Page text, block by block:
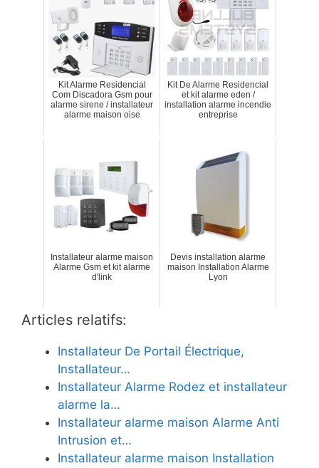
Kit Alarme Residencial
Com Discadora Gsm pour
alarme sirene / installateur
alarme maison oise
Kit De Alarme Residencial
et kit alarme eden /
installation alarme incendie
entreprise
Installateur alarme maison
Alarme Gsm et kit alarme
d'link
Devis installation alarme
maison Installation Alarme
Lyon
Articles relatifs:
Installateur De Portail Électrique,
Installateur…
Installateur Alarme Rodez et installateur
alarme la…
Installateur alarme maison Alarme Anti
Intrusion et…
Installateur alarme maison Installation